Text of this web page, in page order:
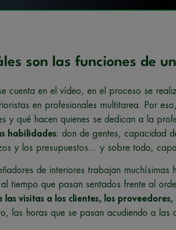
son las funciones de
cuenta en el vídeo, en el proceso se
en profesionales multitarea. Por
y qué hacen quienes se dedican a la
habilidades: don de gentes, capacidad
y los presupuestos… y sobre todo,
de interiores trabajan
al tiempo que pasan sentados frente al
las visitas a los clientes, los
las horas que se pasan acudiendo a las